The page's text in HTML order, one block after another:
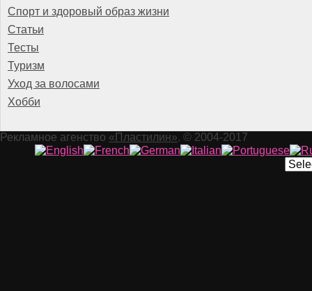
Спорт и здоровый образ жизни
Статьи
Тесты
Туризм
Уход за волосами
Хобби
Рекламное агенство «Пластилин». © 2004-2017